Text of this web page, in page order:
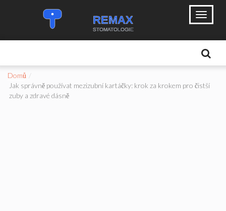
Domů
Jak správně používat mezizubní kartáčky: krok za krokem pro čistší
zuby a zdravé dásně